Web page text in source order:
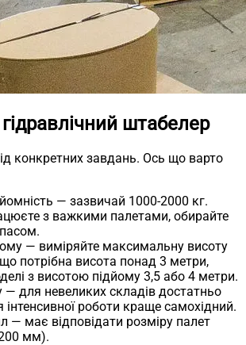
штабелер
конкретних завдань. Ось що варто
— зазвичай 1000-2000 кг.
з важкими палетами, обирайте
— виміряйте максимальну висоту
потрібна висота понад 3 метри,
з висотою підйому 3,5 або 4 метри.
— для невеликих складів достатньо
інтенсивної роботи краще самохідний.
— має відповідати розміру палет
мм).